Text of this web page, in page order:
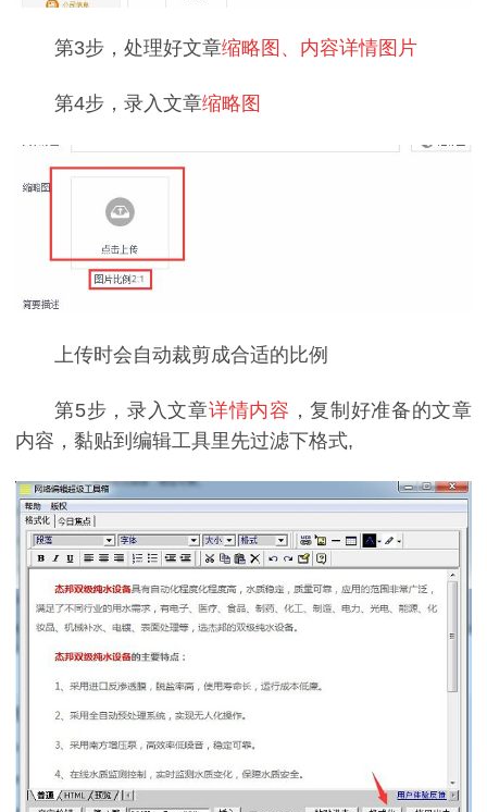
第3步，处理好文章缩略图、内容详情图片
第4步，录入文章缩略图
上传时会自动裁剪成合适的比例
第5步，录入文章详情内容 ，复制好准备的文章
内容，黏贴到编辑工具里先过滤下格式,